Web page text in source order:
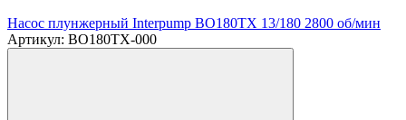
Насос плунжерный Interpump BO180TX 13/180 2800 об/мин
Артикул: BO180TX-000